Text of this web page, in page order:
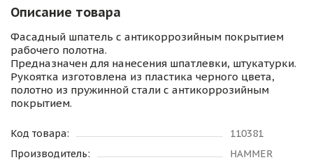
Описание товара
Фасадный шпатель с антикоррозийным покрытием
рабочего полотна.
Предназначен для нанесения шпатлевки, штукатурки.
Рукоятка изготовлена из пластика черного цвета,
полотно из пружинной стали с антикоррозийным
покрытием.
Код товара:
110381
Производитель:
HAMMER